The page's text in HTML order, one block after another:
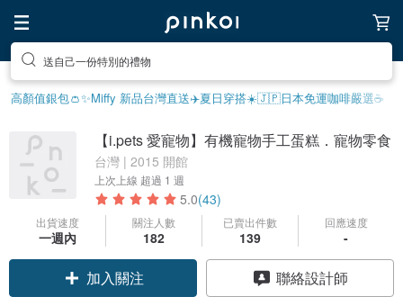
送自己一份特別的禮物
高顏值銀包👛✨Miffy 新品台灣直送✈️夏日穿搭☀️🇯🇵日本免運咖啡嚴選☕️
【i.pets 愛寵物】有機寵物手工蛋糕．寵物零食
台灣 | 2015 開館
上次上線 超過 1 週
5.0(43)
出貨速度
一週內
關注人數
182
已賣出件數
139
回應速度
-
加入關注
聯絡設計師